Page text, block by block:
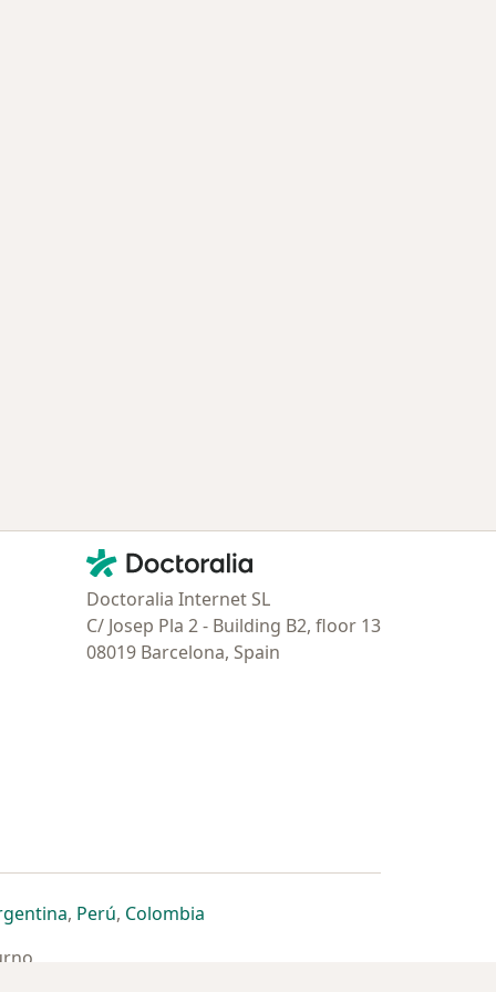
Contacto
Doctoralia - Página de inicio
Doctoralia Internet SL
C/ Josep Pla 2 - Building B2, floor 13
08019 Barcelona, Spain
pestaña
una nueva pestaña
en una nueva pestaña
se abre en una nueva pestaña
, Perúse abre en una nueva pestaña
, Colombiase abre en una nueva pestaña